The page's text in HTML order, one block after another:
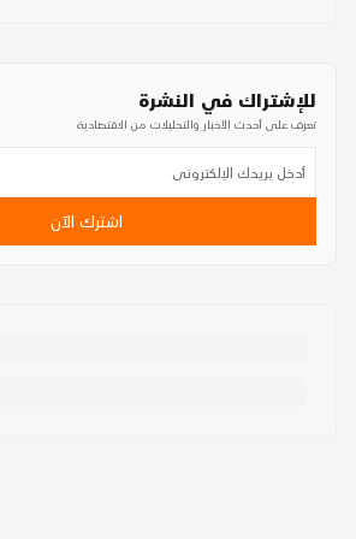
للإشتراك في النشرة
تعرف على أحدث الأخبار والتحليلات من الاقتصادية
اشترك الآن